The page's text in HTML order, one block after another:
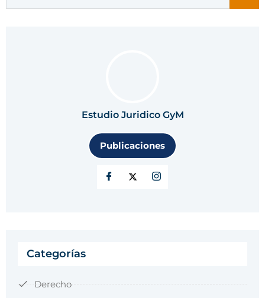
Estudio Juridico GyM
Publicaciones
Categorías
Derecho